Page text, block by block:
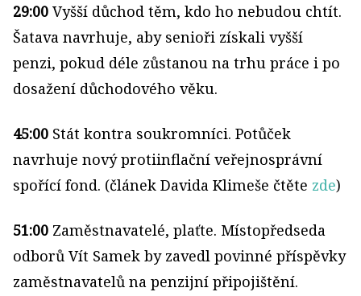
29:00 Vyšší důchod těm, kdo ho nebudou chtít.
Šatava navrhuje, aby senioři získali vyšší
penzi, pokud déle zůstanou na trhu práce i po
dosažení důchodového věku.
45:00 Stát kontra soukromníci. Potůček
navrhuje nový protiinflační veřejnosprávní
spořící fond. (článek Davida Klimeše čtěte zde)
51:00 Zaměstnavatelé, plaťte. Místopředseda
odborů Vít Samek by zavedl povinné příspěvky
zaměstnavatelů na penzijní připojištění.